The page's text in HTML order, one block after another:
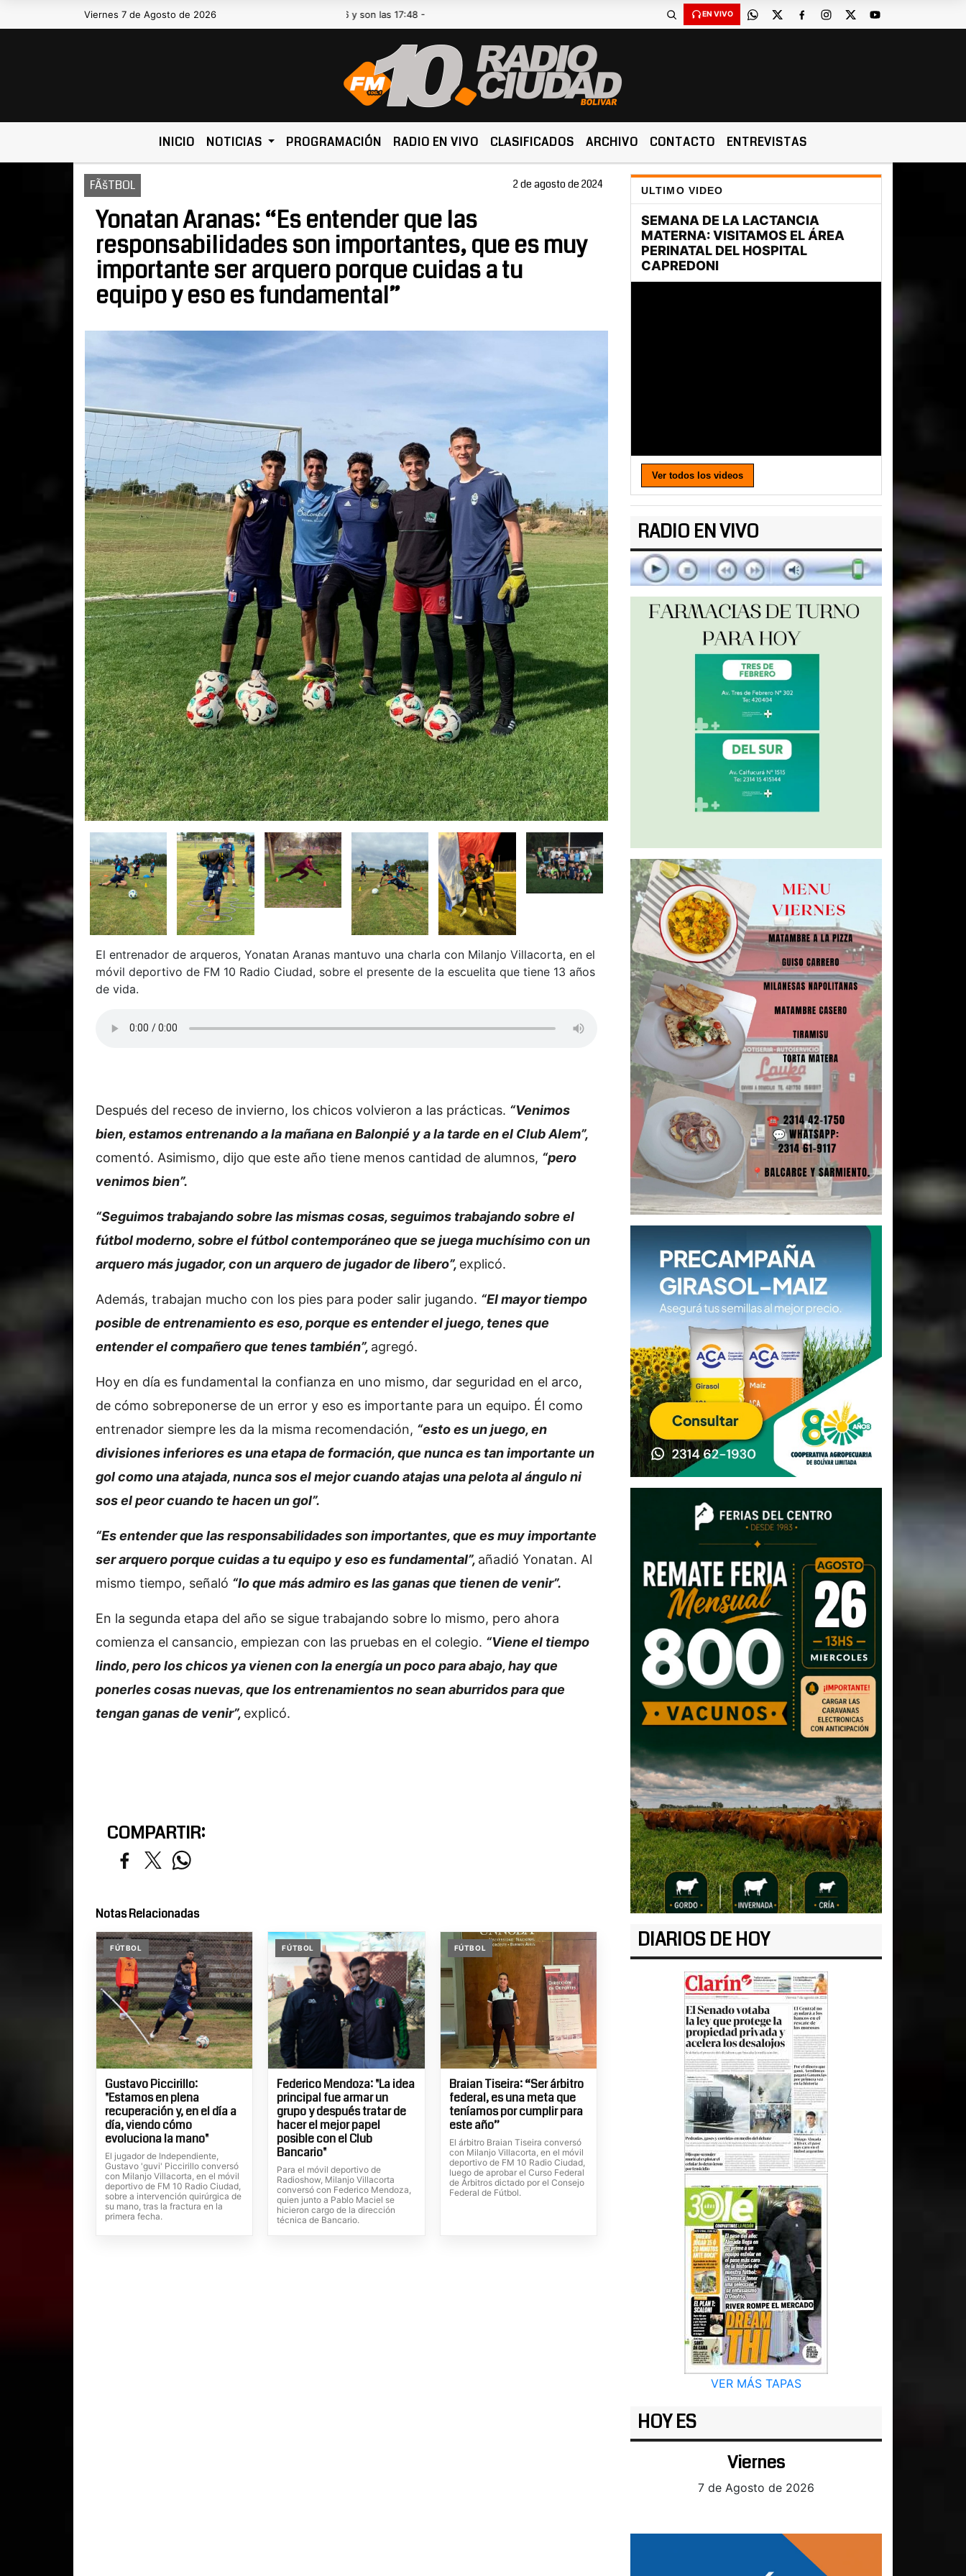
Viernes 7 de Agosto de 2026
Hoy es Viernes 7 de Agosto de 2026 y son las 17:48 - EN VIVO
INICIO NOTICIAS PROGRAMACIÓN RADIO EN VIVO CLASIFICADOS ARCHIVO CONTACTO ENTREVISTAS
FÃšTBOL 2 de agosto de 2024
Yonatan Aranas: “Es entender que las
responsabilidades son importantes, que es muy
importante ser arquero porque cuidas a tu
equipo y eso es fundamental”
El entrenador de arqueros, Yonatan Aranas mantuvo una charla con Milanjo Villacorta, en el
móvil deportivo de FM 10 Radio Ciudad, sobre el presente de la escuelita que tiene 13 años
de vida.
Después del receso de invierno, los chicos volvieron a las prácticas. “Venimos
bien, estamos entrenando a la mañana en Balonpié y a la tarde en el Club Alem”,
comentó. Asimismo, dijo que este año tiene menos cantidad de alumnos, “pero
venimos bien”.
“Seguimos trabajando sobre las mismas cosas, seguimos trabajando sobre el
fútbol moderno, sobre el fútbol contemporáneo que se juega muchísimo con un
arquero más jugador, con un arquero de jugador de libero”, explicó.
Además, trabajan mucho con los pies para poder salir jugando. “El mayor tiempo
posible de entrenamiento es eso, porque es entender el juego, tenes que
entender el compañero que tenes también”, agregó.
Hoy en día es fundamental la confianza en uno mismo, dar seguridad en el arco,
de cómo sobreponerse de un error y eso es importante para un equipo. Él como
entrenador siempre les da la misma recomendación, “esto es un juego, en
divisiones inferiores es una etapa de formación, que nunca es tan importante un
gol como una atajada, nunca sos el mejor cuando atajas una pelota al ángulo ni
sos el peor cuando te hacen un gol”.
“Es entender que las responsabilidades son importantes, que es muy importante
ser arquero porque cuidas a tu equipo y eso es fundamental”, añadió Yonatan. Al
mismo tiempo, señaló “lo que más admiro es las ganas que tienen de venir”.
En la segunda etapa del año se sigue trabajando sobre lo mismo, pero ahora
comienza el cansancio, empiezan con las pruebas en el colegio. “Viene el tiempo
lindo, pero los chicos ya vienen con la energía un poco para abajo, hay que
ponerles cosas nuevas, que los entrenamientos no sean aburridos para que
tengan ganas de venir”, explicó.
COMPARTIR:
Notas Relacionadas
FÚTBOL
Gustavo Piccirillo:
"Estamos en plena
recuperación y, en el día a
día, viendo cómo
evoluciona la mano"
El jugador de Independiente,
Gustavo 'guvi' Piccirillo conversó
con Milanjo Villacorta, en el móvil
deportivo de FM 10 Radio Ciudad,
sobre a intervención quirúrgica de
su mano, tras la fractura en la
primera fecha.
FÚTBOL
Federico Mendoza: "La idea
principal fue armar un
grupo y después tratar de
hacer el mejor papel
posible con el Club
Bancario"
Para el móvil deportivo de
Radioshow, Milanjo Villacorta
conversó con Federico Mendoza,
quien junto a Pablo Maciel se
hicieron cargo de la dirección
técnica de Bancario.
FÚTBOL
Braian Tiseira: “Ser árbitro
federal, es una meta que
teníamos por cumplir para
este año”
El árbitro Braian Tiseira conversó
con Milanjo Villacorta, en el móvil
deportivo de FM 10 Radio Ciudad,
luego de aprobar el Curso Federal
de Árbitros dictado por el Consejo
Federal de Fútbol.
ULTIMO VIDEO
Ver todos los videos
RADIO EN VIVO
DIARIOS DE HOY
VER MÁS TAPAS
HOY ES
Viernes
7 de Agosto de 2026